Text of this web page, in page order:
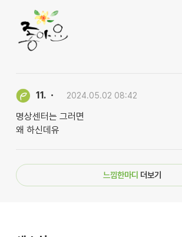
11. ㆍ 2024.05.02 08:42
명상센터는 그러면
왜 하신데유
느낌한마디 더보기